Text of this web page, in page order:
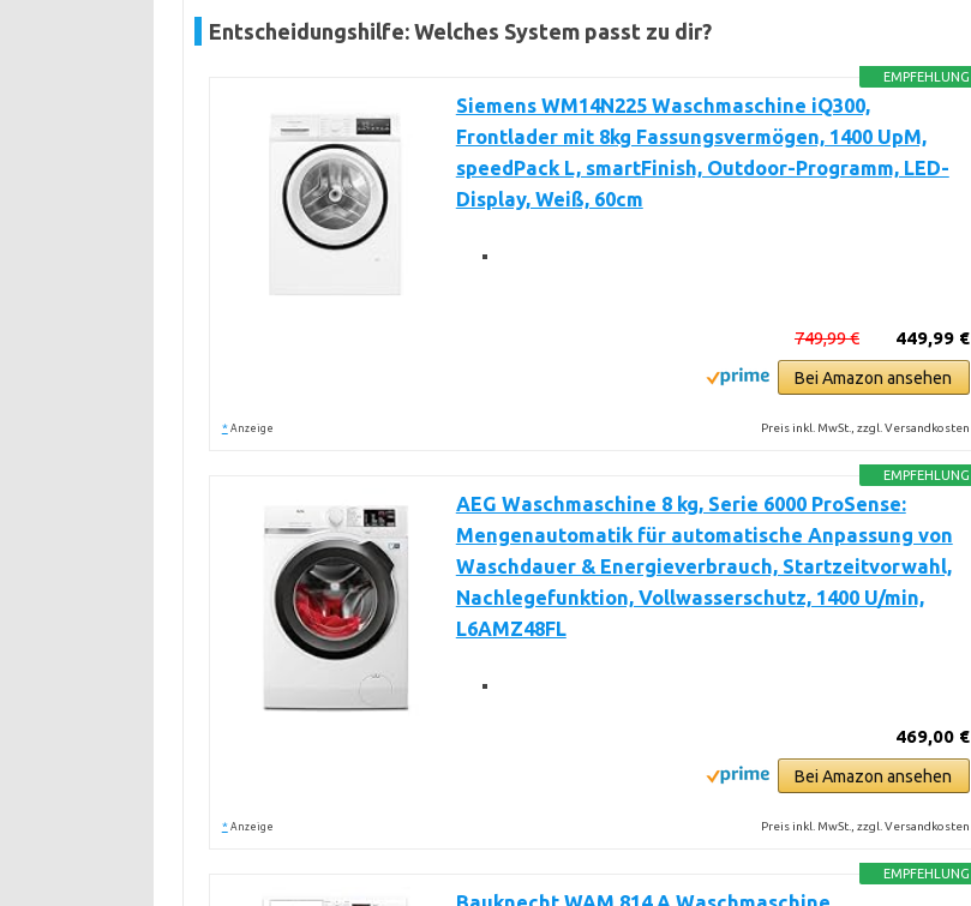
Entscheidungshilfe: Welches System passt zu dir?
EMPFEHLUNG
Siemens WM14N225 Waschmaschine iQ300,
Frontlader mit 8kg Fassungsvermögen, 1400 UpM,
speedPack L, smartFinish, Outdoor-Programm, LED-
Display, Weiß, 60cm
449,99 €
749,99 €
Bei Amazon ansehen
* Anzeige Preis inkl. MwSt., zzgl. Versandkosten
EMPFEHLUNG
AEG Waschmaschine 8 kg, Serie 6000 ProSense:
Mengenautomatik für automatische Anpassung von
Waschdauer & Energieverbrauch, Startzeitvorwahl,
Nachlegefunktion, Vollwasserschutz, 1400 U/min,
L6AMZ48FL
469,00 €
Bei Amazon ansehen
* Anzeige Preis inkl. MwSt., zzgl. Versandkosten
EMPFEHLUNG